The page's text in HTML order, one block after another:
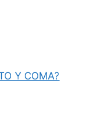
Y COMA?